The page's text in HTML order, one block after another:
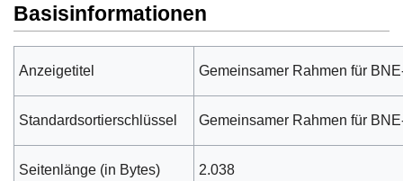
Basisinformationen
Anzeigetitel Gemeinsamer Rahmen für
Standardsortierschlüssel Gemeinsamer Rahmen für
Seitenlänge (in Bytes) 2.038